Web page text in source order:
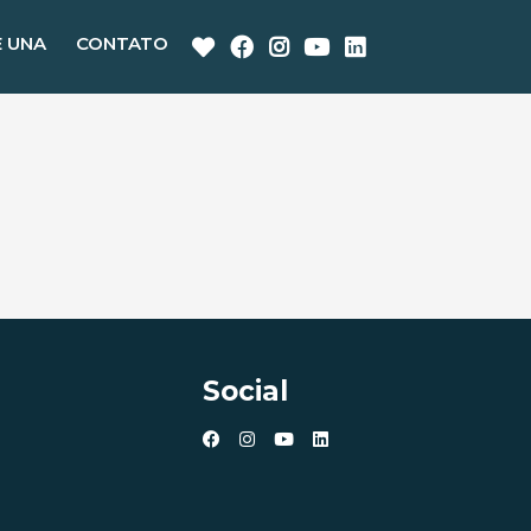
UNA CONTATO
Social